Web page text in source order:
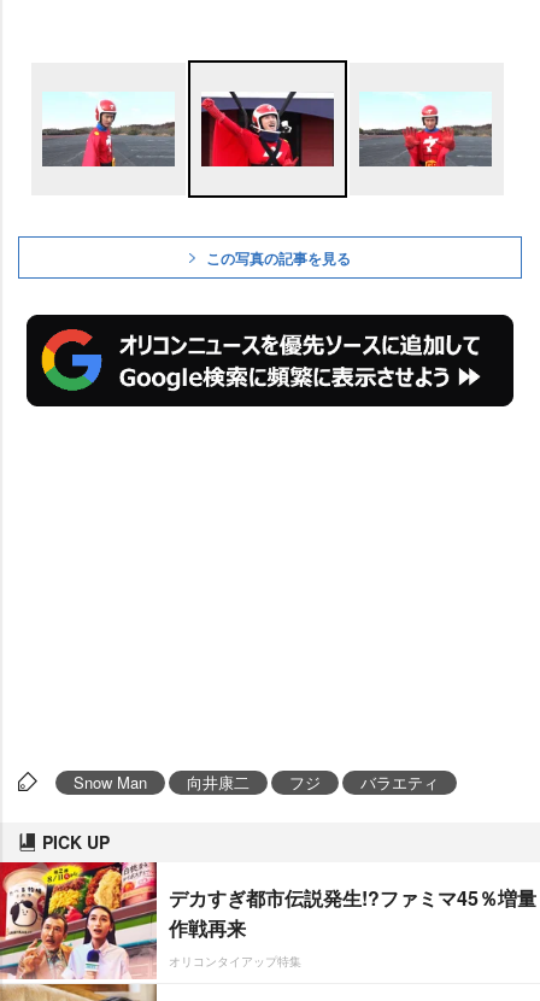
この写真の記事を見る
Snow Man 向井康二 フジ バラエティ
PICK UP
デカすぎ都市伝説発生!?ファミマ45％増量
作戦再来
オリコンタイアップ特集